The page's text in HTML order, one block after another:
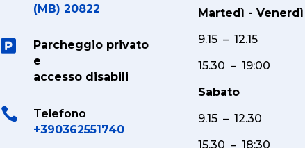
(MB) 20822

Parcheggio privato
e
accesso disabili

Telefono
+390362551740
Martedì - Venerdì
9.15 – 12.15
15.30 – 19:00
Sabato
9.15 – 12.30
15.30 – 18:30